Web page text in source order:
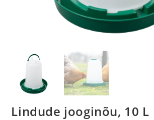
Lindude jooginõu, 10 L